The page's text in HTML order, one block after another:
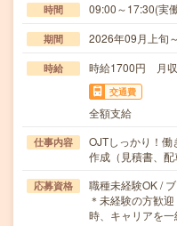
時間 09:00～17:30(実
期間 2026年09月上旬
時給 時給1700円 月
交通費
全額支給
仕事内容
OJTしっかり！
作成（見積書、
応募資格
職種未経験OK /
＊未経験の方歓
時、キャリアを